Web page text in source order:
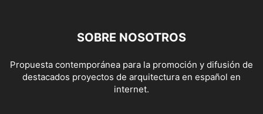
SOBRE NOSOTROS
Propuesta contemporánea para la promoción y difusión de
destacados proyectos de arquitectura en español en
internet.